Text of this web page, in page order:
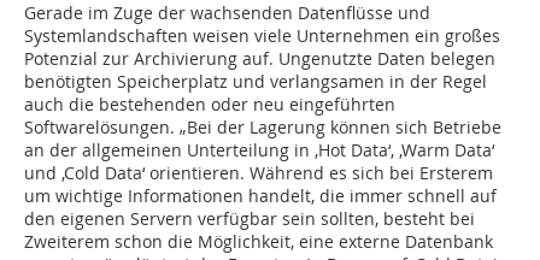
Gerade im Zuge der wachsenden Datenflüsse und
Systemlandschaften weisen viele Unternehmen ein großes
Potenzial zur Archivierung auf. Ungenutzte Daten belegen
benötigten Speicherplatz und verlangsamen in der Regel
auch die bestehenden oder neu eingeführten
Softwarelösungen. „Bei der Lagerung können sich Betriebe
an der allgemeinen Unterteilung in ‚Hot Data‘, ‚Warm Data‘
und ‚Cold Data‘ orientieren. Während es sich bei Ersterem
um wichtige Informationen handelt, die immer schnell auf
den eigenen Servern verfügbar sein sollten, besteht bei
Zweiterem schon die Möglichkeit, eine externe Datenbank